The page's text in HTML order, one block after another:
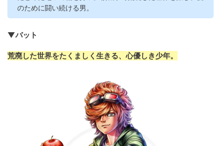
のために闘い続ける男。
▼バット
荒廃した世界をたくましく生きる、心優しき少年。